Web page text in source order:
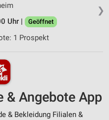
❯
Uhr |
Geöffnet
1 Prospekt
& Angebote App
& Bekleidung Filialen &